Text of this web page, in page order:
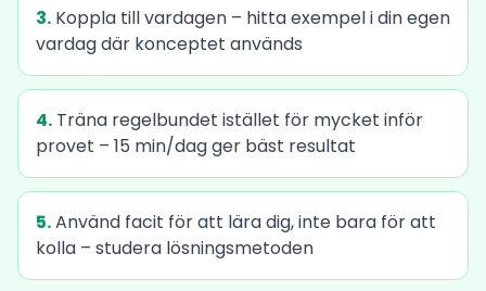
3. Koppla till vardagen – hitta exempel i din egen
vardag där konceptet används
4. Träna regelbundet istället för mycket inför
provet – 15 min/dag ger bäst resultat
5.Använd facit för att lära dig, inte bara för att
kolla – studera lösningsmetoden